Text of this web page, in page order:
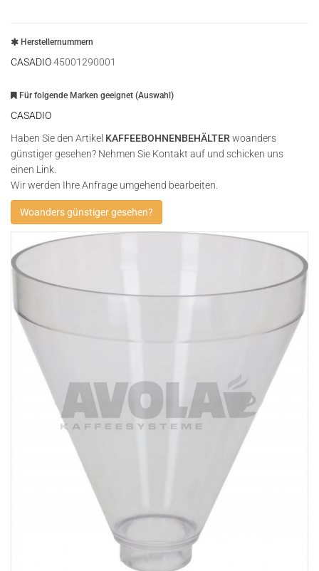
Herstellernummern
CASADIO45001290001
Für folgende Marken geeignet (Auswahl)
CASADIO
Haben Sie den Artikel KAFFEEBOHNENBEHÄLTER woanders
günstiger gesehen? Nehmen Sie Kontakt auf und schicken uns
einen Link.
Wir werden Ihre Anfrage umgehend bearbeiten.
Woanders günstiger gesehen?